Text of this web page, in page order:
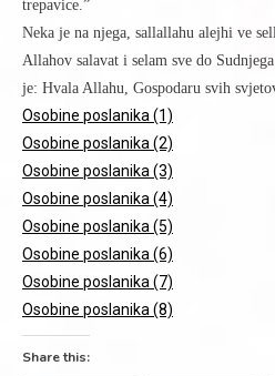
trepavice.”
Neka je na njega, sallallahu alejhi ve
Allahov salavat i selam sve do
je: Hvala Allahu, Gospodaru svih
Osobine poslanika (1)
Osobine poslanika (2)
Osobine poslanika (3)
Osobine poslanika (4)
Osobine poslanika (5)
Osobine poslanika (6)
Osobine poslanika (7)
Osobine poslanika (8)
Share this: